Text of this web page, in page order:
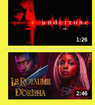
1:26
2:46